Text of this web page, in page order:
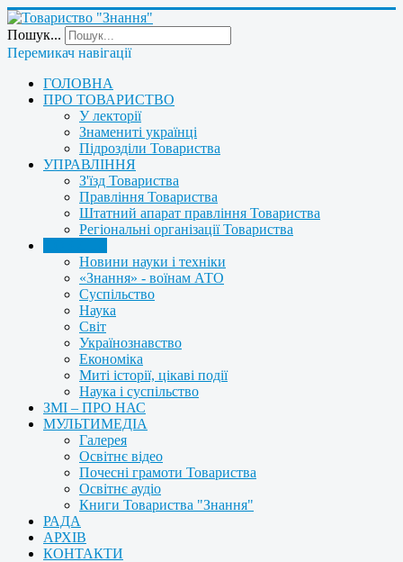
Пошук...
Перемикач навігації
ГОЛОВНА
ПРО ТОВАРИСТВО
У лекторії
Знамениті українці
Підрозділи Товариства
УПРАВЛІННЯ
З'їзд Товариства
Правління Товариства
Штатний апарат правління Товариства
Регіональні організації Товариства
Новини науки і техніки
«Знання» - воїнам АТО
Суспільство
Наука
Світ
Українознавство
Економіка
Миті історії, цікаві події
Наука і суспільство
ЗМІ – ПРО НАС
МУЛЬТИМЕДІА
Галерея
Освітнє відео
Почесні грамоти Товариства
Освітнє аудіо
Книги Товариства "Знання"
РАДА
АРХІВ
КОНТАКТИ